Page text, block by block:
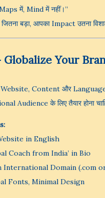
में, Mind में नहीं।”
बड़ा, आपका Impact उतना
Globalize Your
Content और
Audience के लिए तैयार होना
in English
Coach from India’ in Bio
International Domain (.com
Fonts, Minimal Design